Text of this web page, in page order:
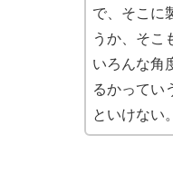
で、そこに
うか、そこ
いろんな角
るかってい
といけない。